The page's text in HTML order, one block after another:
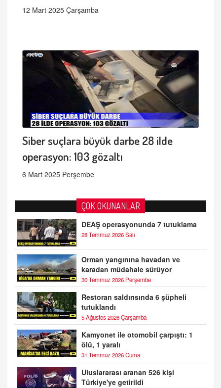
12 Mart 2025 Çarşamba
Siber suçlara büyük darbe 28 ilde
operasyon: 103 gözaltı
6 Mart 2025 Perşembe
ÇOK OKUNANLAR
DEAŞ operasyonunda 7 tutuklama
28 Temmuz 2026 Salı
Orman yangınına havadan ve
karadan müdahale sürüyor
30 Temmuz 2026 Perşembe
Restoran saldırısında 6 şüpheli
tutuklandı
5 Ağustos 2026 Çarşamba
Kamyonet ile otomobil çarpıştı: 1
ölü, 1 yaralı
31 Temmuz 2026 Cuma
Uluslararası aranan 526 kişi
Türkiye'ye getirildi